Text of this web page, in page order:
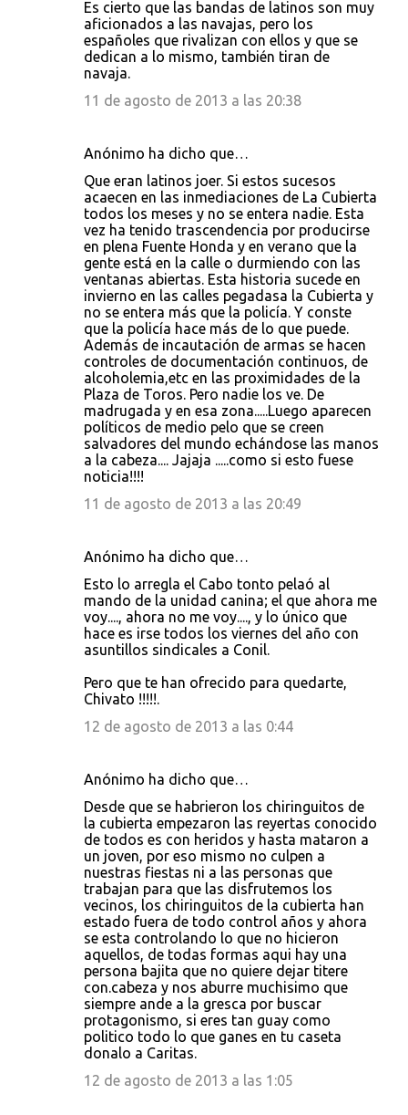
Es cierto que las bandas de latinos son muy
aficionados a las navajas, pero los
españoles que rivalizan con ellos y que se
dedican a lo mismo, también tiran de
navaja.
11 de agosto de 2013 a las 20:38
Anónimo ha dicho que…
Que eran latinos joer. Si estos sucesos
acaecen en las inmediaciones de La Cubierta
todos los meses y no se entera nadie. Esta
vez ha tenido trascendencia por producirse
en plena Fuente Honda y en verano que la
gente está en la calle o durmiendo con las
ventanas abiertas. Esta historia sucede en
invierno en las calles pegadasa la Cubierta y
no se entera más que la policía. Y conste
que la policía hace más de lo que puede.
Además de incautación de armas se hacen
controles de documentación continuos, de
alcoholemia,etc en las proximidades de la
Plaza de Toros. Pero nadie los ve. De
madrugada y en esa zona.....Luego aparecen
políticos de medio pelo que se creen
salvadores del mundo echándose las manos
a la cabeza.... Jajaja .....como si esto fuese
noticia!!!!
11 de agosto de 2013 a las 20:49
Anónimo ha dicho que…
Esto lo arregla el Cabo tonto pelaó al
mando de la unidad canina; el que ahora me
voy...., ahora no me voy...., y lo único que
hace es irse todos los viernes del año con
asuntillos sindicales a Conil.
Pero que te han ofrecido para quedarte,
Chivato !!!!!.
12 de agosto de 2013 a las 0:44
Anónimo ha dicho que…
Desde que se habrieron los chiringuitos de
la cubierta empezaron las reyertas conocido
de todos es con heridos y hasta mataron a
un joven, por eso mismo no culpen a
nuestras fiestas ni a las personas que
trabajan para que las disfrutemos los
vecinos, los chiringuitos de la cubierta han
estado fuera de todo control años y ahora
se esta controlando lo que no hicieron
aquellos, de todas formas aqui hay una
persona bajita que no quiere dejar titere
con.cabeza y nos aburre muchisimo que
siempre ande a la gresca por buscar
protagonismo, si eres tan guay como
politico todo lo que ganes en tu caseta
donalo a Caritas.
12 de agosto de 2013 a las 1:05